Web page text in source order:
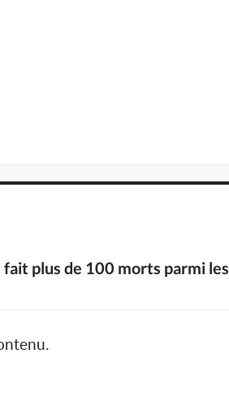
plus de 100 morts parmi les